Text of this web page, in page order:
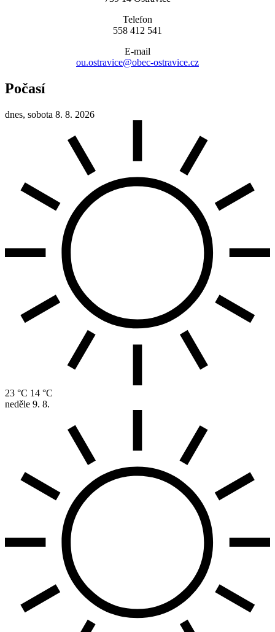
Telefon
558 412 541
E-mail
ou.ostravice@obec-ostravice.cz
Počasí
dnes, sobota 8. 8. 2026
23 °C 14 °C
neděle 9. 8.